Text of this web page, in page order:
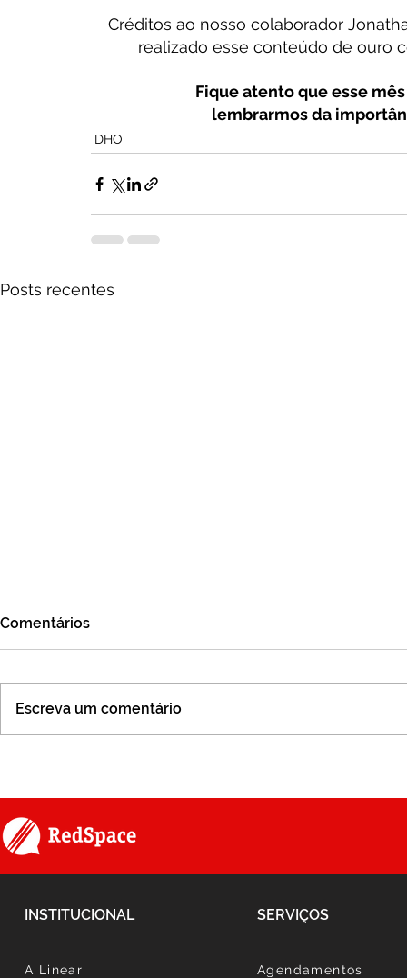
Créditos ao nosso colaborador
realizado esse conteúdo de ouro
Fique atento que esse
lembrarmos da
DHO
Posts recentes
Comentários
Escreva um comentário
INSTITUCIONAL SERVIÇOS
A Linear
Agendamentos